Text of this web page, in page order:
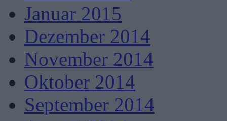
Januar 2015
Dezember 2014
November 2014
Oktober 2014
September 2014